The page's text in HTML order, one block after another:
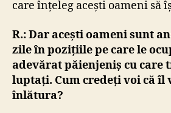
care înțeleg acești oameni să
R.: Dar acești oameni sunt
zile în pozițiile pe care le
adevărat păienjeniș cu care
luptați. Cum credeți voi că îl
înlătura?